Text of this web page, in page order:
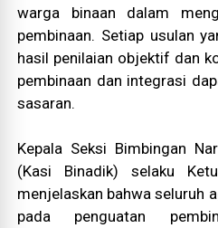
warga binaan dalam
pembinaan. Setiap usulan
hasil penilaian objektif dan
pembinaan dan integrasi
sasaran.
Kepala Seksi Bimbingan
(Kasi Binadik) selaku
menjelaskan bahwa seluruh
pada penguatan